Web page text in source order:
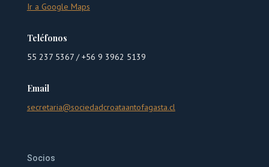
Ir a Google Maps
Teléfonos
55 237 5367 /+56 9 3962 5139
Email
secretaria@sociedadcroataantofagasta.cl
Socios